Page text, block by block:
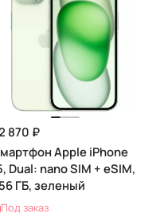
870 ₽
Apple iPhone
Dual: nano SIM + eSIM,
ГБ, зеленый
Под заказ